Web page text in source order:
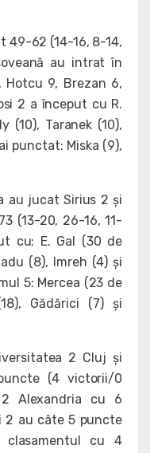
49-62 (14-16, 8-14,
au intrat în
Hotcu 9, Brezan 6,
2 a început cu R.
(10), Taranek (10),
punctat: Miska (9),
au jucat Sirius 2 și
(13-20, 26-16, 11-
cu: E. Gal (30 de
(8), Imreh (4) și
5: Mercea (23 de
Gădărici (7) și
2 Cluj și
(4 victorii/0
2 Alexandria cu 6
2 au câte 5 puncte
clasamentul cu 4